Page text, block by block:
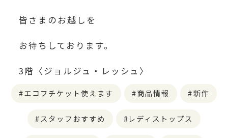
皆さまのお越しを
お待ちしております。
3階〈ジョルジュ・レッシュ〉
エコフチケット使えます 商品情報 新作
スタッフおすすめ レディストップス